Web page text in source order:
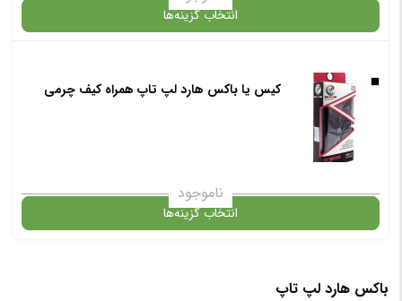
✧ چت با پشتیبان واتس آپ
انتخاب گزینه‌ها
در حال حاضر این محصول در انبار موجود نیست و در دسترس نمی باشد.
✧ چت با پشتیبان واتس آپ
کیس یا باکس هارد لپ تاپ همراه کیف چرمی
ناموجود
انتخاب گزینه‌ها
در حال حاضر این محصول در انبار موجود نیست و در دسترس نمی باشد.
باکس هارد لپ تاپ